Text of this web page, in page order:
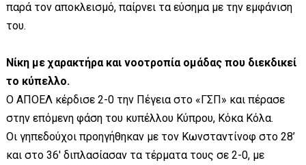
παρά τον αποκλεισμό, παίρνει τα εύσημα με την εμφάνιση
του.
Νίκη με χαρακτήρα και νοοτροπία ομάδας που διεκδικεί
το κύπελλο.
Ο ΑΠΟΕΛ κέρδισε 2-0 την Πέγεια στο «ΓΣΠ» και πέρασε
στην επόμενη φάση του κυπέλλου Κύπρου, Κόκα Κόλα.
Οι γηπεδούχοι προηγήθηκαν με τον Κωνσταντίνοφ στο 28’
και στο 36' διπλασίασαν τα τέρματα τους σε 2-0, με